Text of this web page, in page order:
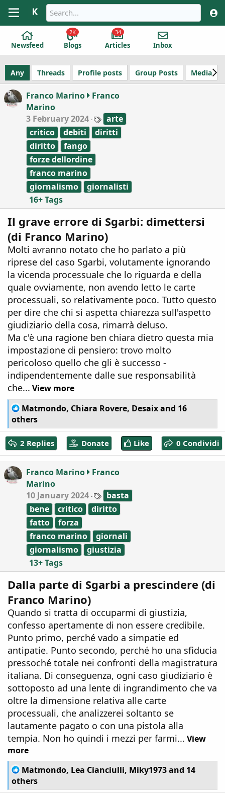
Newsfeed Blogs
2K
Articles
34
Inbox
Any Threads Profile posts Group Posts Media
Franco Marino
Franco
Marino
3 February 2024
T
a
g
s
arte
critico
debiti
diritti
diritto
fango
forze dellordine
franco marino
giornalismo
giornalisti
16+ Tags
Il grave errore di Sgarbi: dimettersi
(di Franco Marino)
Molti avranno notato che ho parlato a più
riprese del caso Sgarbi, volutamente ignorando
la vicenda processuale che lo riguarda e della
quale ovviamente, non avendo letto le carte
processuali, so relativamente poco. Tutto questo
per dire che chi si aspetta chiarezza sull'aspetto
giudiziario della cosa, rimarrà deluso.
Ma c'è una ragione ben chiara dietro questa mia
impostazione di pensiero: trovo molto
pericoloso quello che gli è successo -
indipendentemente dalle sue responsabilità
che... View more
R
e
a
c
t
i
n
Matmondo, Chiara Rovere, Desaixand 16
others
2 Replies Donate Like 0 Condividi
Franco Marino
Franco
Marino
10 January 2024
T
a
g
s
basta
bene
critico
diritto
fatto
forza
franco marino
giornali
giornalismo
giustizia
13+ Tags
Dalla parte di Sgarbi a prescindere (di
Franco Marino)
Quando si tratta di occuparmi di giustizia,
confesso apertamente di non essere credibile.
Punto primo, perché vado a simpatie ed
antipatie. Punto secondo, perché ho una sfiducia
pressoché totale nei confronti della magistratura
italiana. Di conseguenza, ogni caso giudiziario è
sottoposto ad una lente di ingrandimento che va
oltre la dimensione relativa alle carte
processuali, che analizzerei soltanto se
lautamente pagato o con una pistola alla
tempia. Non ho quindi i mezzi per farmi... View
more
R
e
a
Matmondo, Lea Cianciulli, Miky1973and 14
others